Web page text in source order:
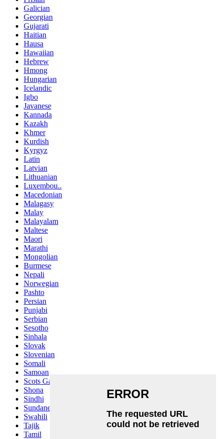
Galician
Georgian
Gujarati
Haitian
Hausa
Hawaiian
Hebrew
Hmong
Hungarian
Icelandic
Igbo
Javanese
Kannada
Kazakh
Khmer
Kurdish
Kyrgyz
Latin
Latvian
Lithuanian
Luxembou..
Macedonian
Malagasy
Malay
Malayalam
Maltese
Maori
Marathi
Mongolian
Burmese
Nepali
Norwegian
Pashto
Persian
Punjabi
Serbian
Sesotho
Sinhala
Slovak
Slovenian
Somali
Samoan
Scots Gaelic
Shona
Sindhi
Sundanese
Swahili
Tajik
Tamil